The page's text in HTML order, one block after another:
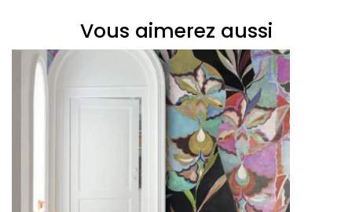
Vous aimerez aussi